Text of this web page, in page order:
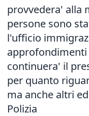
provvedera' alla
persone sono
l'ufficio
continuera' il
per quanto
ma anche altri
Polizia